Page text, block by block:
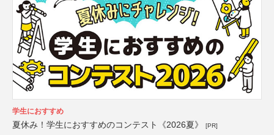
学生におすすめ
夏休み！学生におすすめのコンテスト《2026夏》 [PR]